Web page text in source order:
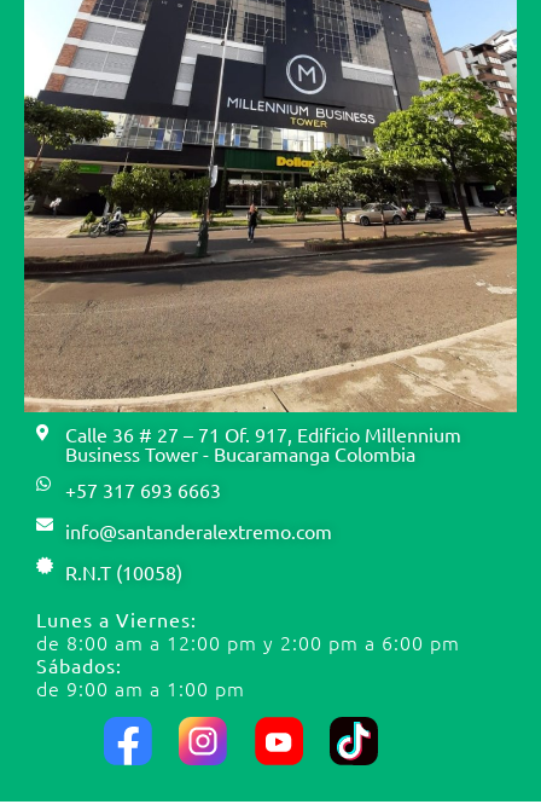
Calle 36 # 27 – 71 Of. 917, Edificio Millennium
Business Tower - Bucaramanga Colombia
+57 317 693 6663
info@santanderalextremo.com
R.N.T (10058)
Lunes a Viernes:
de 8:00 am a 12:00 pm y 2:00 pm a 6:00 pm
Sábados:
de 9:00 am a 1:00 pm